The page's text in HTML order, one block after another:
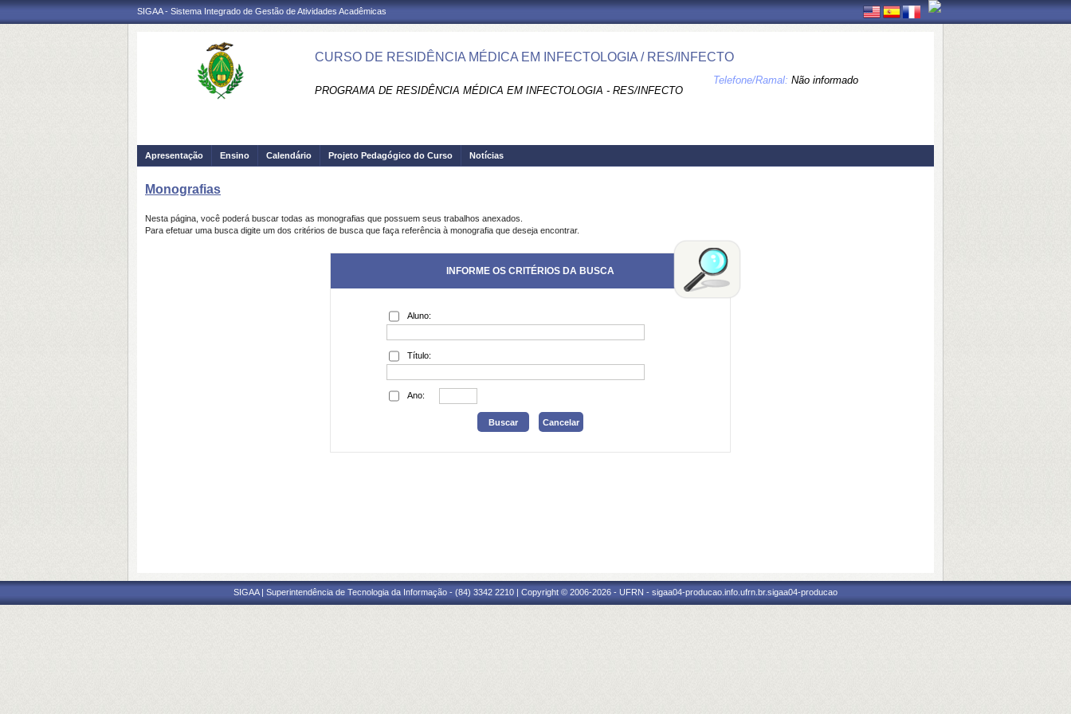
SIGAA - Sistema Integrado de Gestão de Atividades Acadêmicas
CURSO DE RESIDÊNCIA MÉDICA EM INFECTOLOGIA / RES/INFECTO
PROGRAMA DE RESIDÊNCIA MÉDICA EM INFECTOLOGIA - RES/INFECTO
Telefone/Ramal: Não informado
Apresentação Ensino Calendário Projeto Pedagógico do Curso Notícias
Monografias
Nesta página, você poderá buscar todas as monografias que possuem seus trabalhos anexados.
Para efetuar uma busca digite um dos critérios de busca que faça referência à monografia que deseja encontrar.
INFORME OS CRITÉRIOS DA BUSCA
Aluno:
Título:
Ano:
SIGAA | Superintendência de Tecnologia da Informação - (84) 3342 2210 | Copyright © 2006-2026 - UFRN - sigaa04-producao.info.ufrn.br.sigaa04-producao